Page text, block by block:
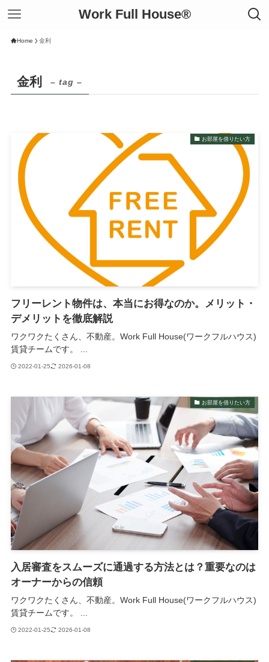
Work Full House®︎
Home 金利
金利 – tag –
お部屋を借りたい方
フリーレント物件は、本当にお得なのか。メリット・
デメリットを徹底解説
ワクワクたくさん、不動産。Work Full House(ワークフルハウス)
賃貸チームです。 ...
2022-01-25 2026-01-08
お部屋を借りたい方
入居審査をスムーズに通過する方法とは？重要なのは
オーナーからの信頼
ワクワクたくさん、不動産。Work Full House(ワークフルハウス)
賃貸チームです。 ...
2022-01-25 2026-01-08